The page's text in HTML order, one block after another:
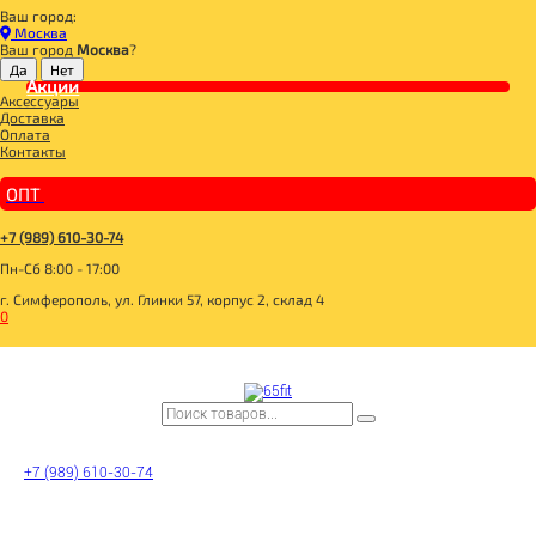
Ваш город:
Москва
Ваш город Москва?
Акции
Аксессуары
Доставка
Оплата
Контакты
ОПТ
+7 (989) 610-30-74
Пн-Сб 8:00 - 17:00
г. Симферополь, ул. Глинки 57, корпус 2, склад 4
0
+7 (989) 610-30-74
Главная
BOMBBAR, CHIKALAB, SNAQ FABRIQ
BOMBBAR, CHIKALAB, SNAQ FABRIQ
__3 SKU 3+1 с 20.07.-31.07.26
BOMBBAR Вафли с начинкой
__20 SKU 2+1 с 07.05.-31.05.26
_BOMBBAR PRO Milk МОЛОКО МАРКИРОВАННОЕ
__20 SKU 2+1 с 28.01.-18.02.26+31.03.26+30.04.26
SNAQ FABRIQ Конфеты Qwikler minis
BOMBBAR Пирожное протеиновое
BOMBBAR EAA Pro
BOMBBAR Изотоник Pro
BOMBBAR Гейнер Pro